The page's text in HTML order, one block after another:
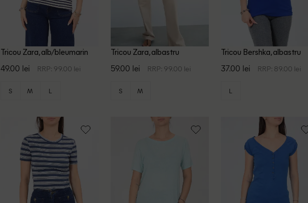
Tricou Zara, alb/bleumarin
49.00 lei RRP: 99.00 lei
S M L
Tricou Zara, albastru
59.00 lei RRP: 99.00 lei
S M
Tricou Bershka, albastru
37.00 lei RRP: 89.00 lei
L